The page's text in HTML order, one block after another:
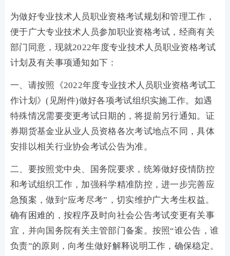
为做好专业技术人员职业资格考试规划和管理工作，
便于广大专业技术人员参加职业资格考试，经商有关
部门同意，现就2022年度专业技术人员职业资格考试
计划及有关事项通知如下：
一、请按照《2022年度专业技术人员职业资格考试工
作计划》(见附件)做好各项考试组织实施工作。如遇
特殊情况需要变更考试日期的，将提前另行通知。证
券期货基金业从业人员资格各次考试地点不同，具体
安排以相关行业协会考试公告为准。
二、要按照党中央、国务院要求，统筹做好疫情防控
和考试组织工作，加强科学精准防控，进一步完善应
急预案，做到“应考尽考”，切实维护广大考生权益。
确有困难的，按程序及时向社会公告考试变更有关事
宜，并向国务院有关主管部门备案。按照“谁公告，谁
负责”的原则，向考生做好解释说明工作，确保稳定。